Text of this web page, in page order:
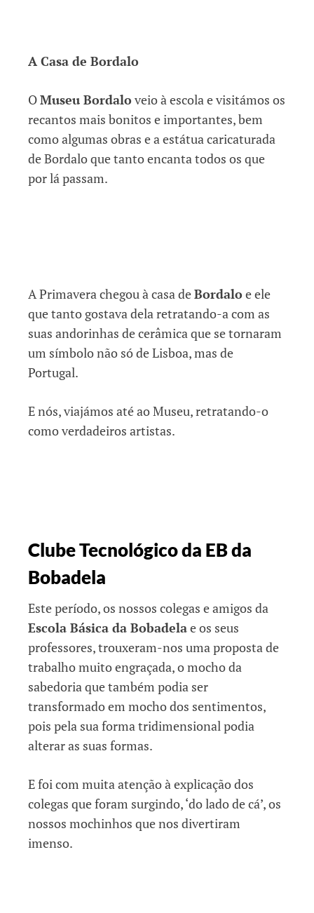
A Casa de Bordalo
OMuseu Bordalo veio à escola e visitámos os
recantos mais bonitos e importantes, bem
como algumas obras e a estátua caricaturada
de Bordalo que tanto encanta todos os que
por lá passam.
A Primavera chegou à casa deBordalo e ele
que tanto gostava dela retratando-a com as
suas andorinhas de cerâmica que se tornaram
um símbolo não só de Lisboa, mas de
Portugal.
E nós, viajámos até ao Museu, retratando-o
como verdadeiros artistas.
Clube Tecnológico da EB da
Bobadela
Este período, os nossos colegas e amigos da
Escola Básica da Bobadelae os seus
professores, trouxeram-nos uma proposta de
trabalho muito engraçada, o mocho da
sabedoria que também podia ser
transformado em mocho dos sentimentos,
pois pela sua forma tridimensional podia
alterar as suas formas.
E foi com muita atenção à explicação dos
colegas que foram surgindo, ‘do lado de cá’, os
nossos mochinhos que nos divertiram
imenso.